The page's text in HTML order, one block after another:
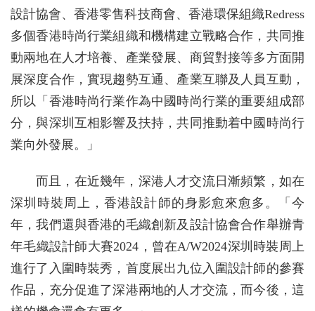
設計協會、香港零售科技商會、香港環保組織Redress
多個香港時尚行業組織和機構建立戰略合作，共同推
動兩地在人才培養、產業發展、商貿對接等多方面開
展深度合作，實現趨勢互通、產業互聯及人員互動，
所以「香港時尚行業作為中國時尚行業的重要組成部
分，與深圳互相影響及扶持，共同推動着中國時尚行
業向外發展。」
而且，在近幾年，深港人才交流日漸頻繁，如在
深圳時裝周上，香港設計師的身影愈來愈多。「今
年，我們還與香港的毛織創新及設計協會合作舉辦青
年毛織設計師大賽2024，曾在A/W2024深圳時裝周上
進行了入圍時裝秀，首度展出九位入圍設計師的參賽
作品，充分促進了深港兩地的人才交流，而今後，這